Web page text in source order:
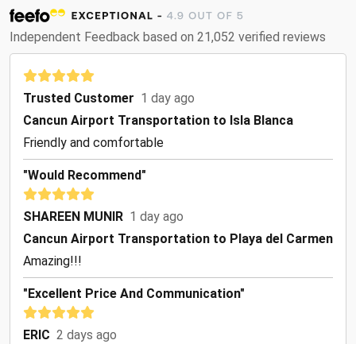
Independent Feedback based on 21,052 verified reviews
Trusted Customer 1 day ago
Cancun Airport Transportation to Isla Blanca
Friendly and comfortable
"Would Recommend"
SHAREEN MUNIR 1 day ago
Cancun Airport Transportation to Playa del Carmen
Amazing!!!
"Excellent Price And Communication"
ERIC 2 days ago